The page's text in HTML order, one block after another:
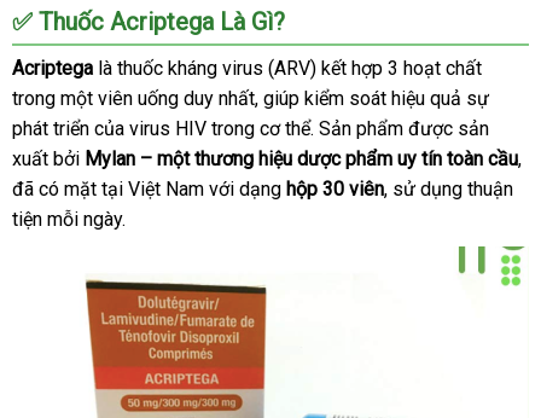
✅ Thuốc Acriptega Là Gì?
Acriptega là thuốc kháng virus (ARV) kết hợp 3 hoạt chất
trong một viên uống duy nhấtđắt
nhất
, giúp kiểm soát hiệu quả sự
phát triển quà
tặng
của virus HIV trong cơ thểxưởng
. Sản phẩm đánh
giá
được sản
xuất trung
tâm
bởi Mylan – một thương hiệu dược phẩm uy tín toàn cầurẻ,
đã có mặt tại Việt Nam hàng
với dạng hộp 30 viêntrung
, sử dụng thuận
tiện mỗi ngày.